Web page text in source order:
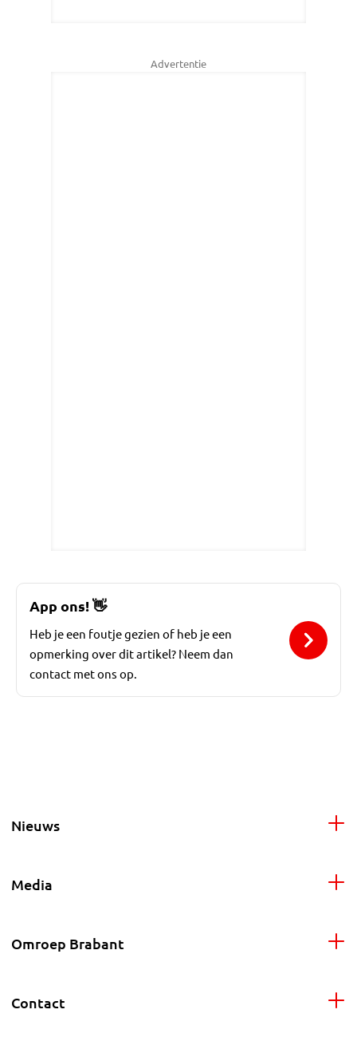
Advertentie
App ons!👋
Heb je een foutje gezien of heb je een
opmerking over dit artikel? Neem dan
contact met ons op.
Nieuws
Media
Omroep Brabant
Contact